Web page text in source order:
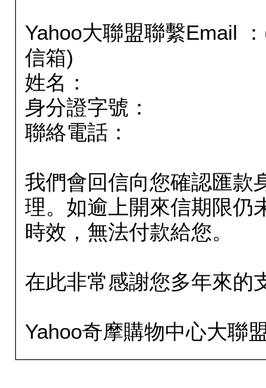
Yahoo大聯盟聯繫Email
信箱)
姓名：
身分證字號：
聯絡電話：
我們會回信向您確認匯款
理。如逾上開來信期限仍
時效，無法付款給您。
在此非常感謝您多年來的
Yahoo奇摩購物中心大